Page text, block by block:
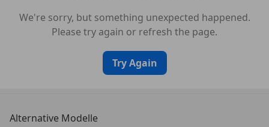
We're sorry, but something unexpected happened.
Please try again or refresh the page.
Try Again
Alternative Modelle